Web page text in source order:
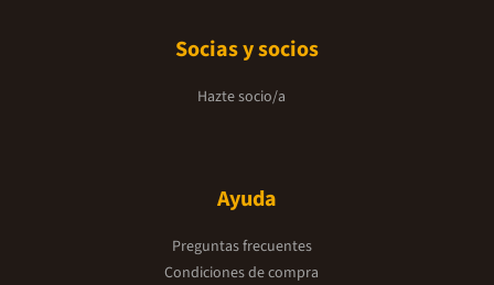
Socias y socios
Hazte socio/a
Ayuda
Preguntas frecuentes
Condiciones de compra